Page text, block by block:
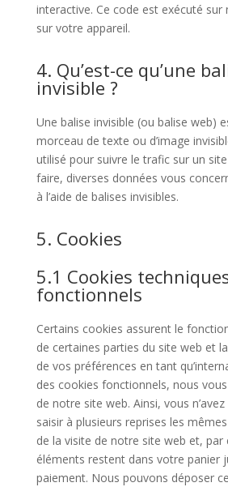
interactive. Ce code est exécuté sur
sur votre appareil.
4. Qu’est-ce qu’une
invisible ?
Une balise invisible (ou balise web)
morceau de texte ou d’image
utilisé pour suivre le trafic sur un
faire, diverses données vous
à l’aide de balises invisibles.
5. Cookies
5.1 Cookies
fonctionnels
Certains cookies assurent le
de certaines parties du site web et
de vos préférences en tant
des cookies fonctionnels, nous
de notre site web. Ainsi, vous
saisir à plusieurs reprises les
de la visite de notre site web et, par
éléments restent dans votre panier
paiement. Nous pouvons déposer